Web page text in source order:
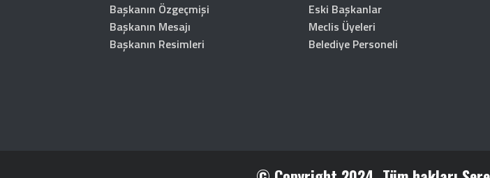
Başkanın Özgeçmişi
Başkanın Mesajı
Başkanın Resimleri
Eski Başkanlar
Meclis Üyeleri
Belediye Personeli